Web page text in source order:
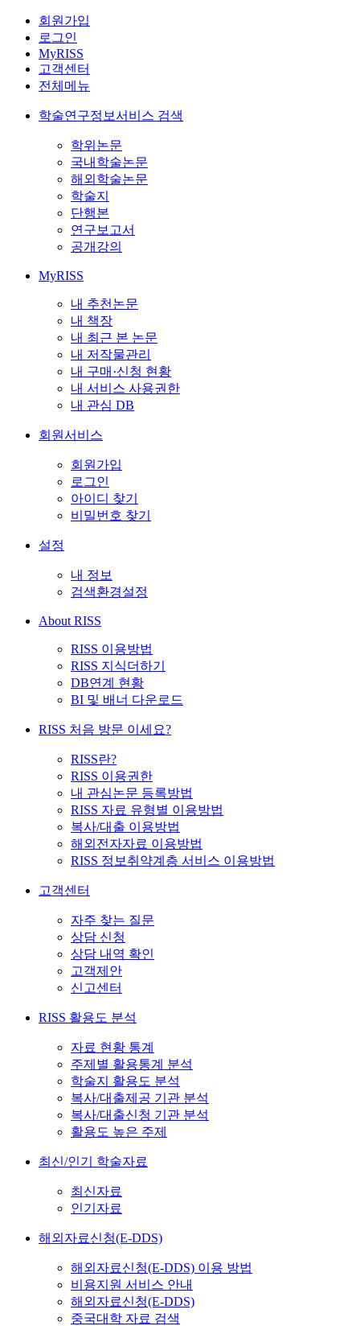
회원가입
로그인
MyRISS
고객센터
전체메뉴
학술연구정보서비스 검색
학위논문
국내학술논문
해외학술논문
학술지
단행본
연구보고서
공개강의
MyRISS
내 추천논문
내 책장
내 최근 본 논문
내 저작물관리
내 구매·신청 현황
내 서비스 사용권한
내 관심 DB
회원서비스
회원가입
로그인
아이디 찾기
비밀번호 찾기
설정
내 정보
검색환경설정
About RISS
RISS 이용방법
RISS 지식더하기
DB연계 현황
BI 및 배너 다운로드
RISS 처음 방문 이세요?
RISS란?
RISS 이용권한
내 관심논문 등록방법
RISS 자료 유형별 이용방법
복사/대출 이용방법
해외전자자료 이용방법
RISS 정보취약계층 서비스 이용방법
고객센터
자주 찾는 질문
상담 신청
상담 내역 확인
고객제안
신고센터
RISS 활용도 분석
자료 현황 통계
주제별 활용통계 분석
학술지 활용도 분석
복사/대출제공 기관 분석
복사/대출신청 기관 분석
활용도 높은 주제
최신/인기 학술자료
최신자료
인기자료
해외자료신청(E-DDS)
해외자료신청(E-DDS) 이용 방법
비용지원 서비스 안내
해외자료신청(E-DDS)
중국대학 자료 검색